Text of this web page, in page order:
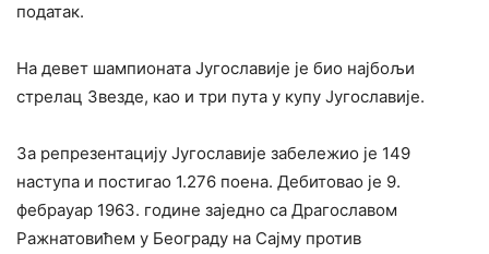
податак.
На девет шампионата Југославије је био најбољи
стрелац Звезде, као и три пута у купу Југославије.
За репрезентацију Југославије забележио је 149
наступа и постигао 1.276 поена. Дебитовао је 9.
фебрауар 1963. године заједно са Драгославом
Ражнатовићем у Београду на Сајму против